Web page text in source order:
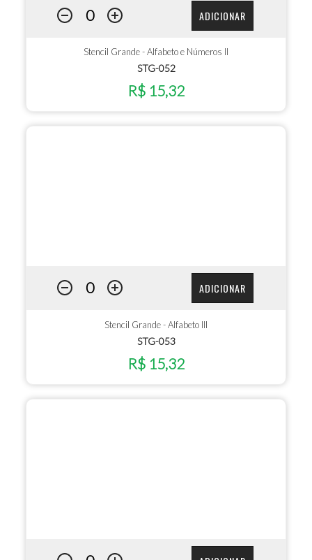
ADICIONAR
Stencil Grande - Alfabeto e Números II
STG-052
R$ 15,32
ADICIONAR
Stencil Grande - Alfabeto III
STG-053
R$ 15,32